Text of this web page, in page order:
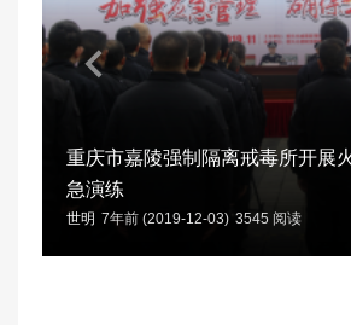
重庆市嘉陵强制隔离戒毒所开展
急演练
世明 7年前 (2019-12-03) 3545 阅读